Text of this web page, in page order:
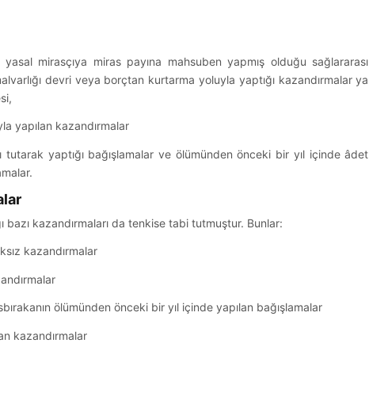
mirasçıya miras payına mahsuben yapmış olduğu sağlararası
devri veya borçtan kurtarma yoluyla yaptığı kazandırmalar ya
yapılan kazandırmalar
yaptığı bağışlamalar ve ölümünden önceki bir yıl içinde âdet
bazı kazandırmaları da tenkise tabi tutmuştur. Bunlar:
kazandırmalar
ölümünden önceki bir yıl içinde yapılan bağışlamalar
kazandırmalar